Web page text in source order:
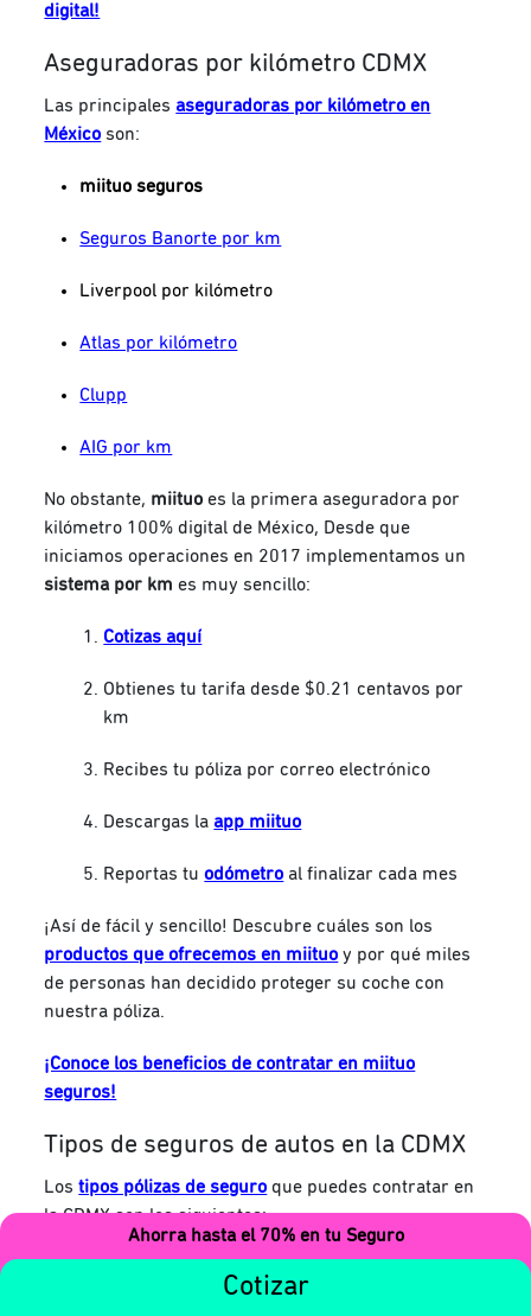
Ahorra hasta el 70% en tu Seguro
Cotizar
digital!
Aseguradoras por kilómetro CDMX
Las principales aseguradoras por kilómetro en
México son:
miituo seguros
Seguros Banorte por km
Liverpool por kilómetro
Atlas por kilómetro
Clupp
AIG por km
No obstante, miituoes la primera aseguradora por
kilómetro 100% digital de México, Desde que
iniciamos operaciones en 2017 implementamos un
sistema por kmes muy sencillo:
Cotizas aquí
Obtienes tu tarifa desde $0.21 centavos por
km
Recibes tu póliza por correo electrónico
Descargas la app miituo
Reportas tu odómetro al finalizar cada mes
¡Así de fácil y sencillo! Descubre cuáles son los
productos que ofrecemos en miituo y por qué miles
de personas han decidido proteger su coche con
nuestra póliza.
¡Conoce los beneficios de contratar en miituo
seguros!
Tipos de seguros de autos en la CDMX
Los tipos pólizas de seguro que puedes contratar en
la CDMX son los siguientes:
si viajas por unos días en carro en la